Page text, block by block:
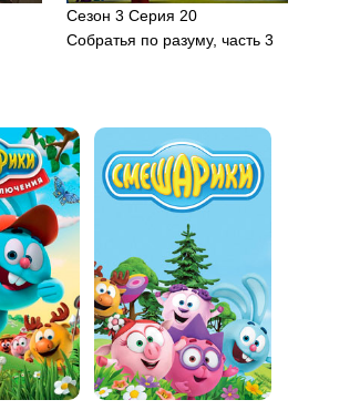
Сезон 3 Серия 20
Собратья по разуму, часть 3